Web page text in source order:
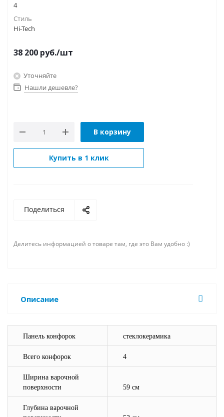
4
Стиль
Hi-Tech
38 200 руб./шт
Уточняйте
Нашли дешевле?
В корзину
Купить в 1 клик
Поделиться
Делитесь информацией о товаре там, где это Вам удобно :)
Описание
Панель конфорок стеклокерамика
Всего конфорок 4
Ширина варочной
поверхности
59 см
Глубина варочной